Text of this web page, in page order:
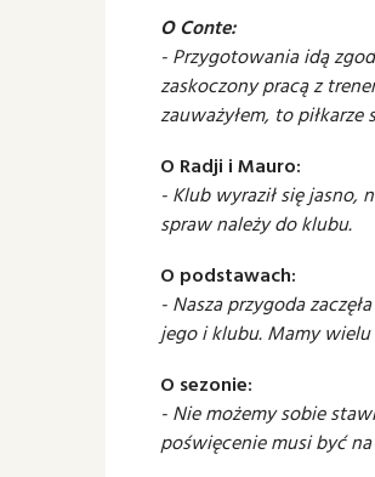
O Conte:
- Przygotowania idą
zaskoczony pracą z
zauważyłem, to
O Radji i Mauro:
- Klub wyraził się jasno,
spraw należy do klubu.
O podstawach:
- Nasza przygoda
jego i klubu. Mamy
O sezonie:
- Nie możemy sobie
poświęcenie musi być